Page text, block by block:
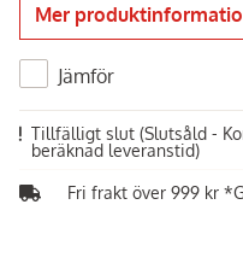
Mer
Jämför
Tillfälligt slut (Slutsåld -
beräknad leveranstid)
Fri frakt över 999 kr